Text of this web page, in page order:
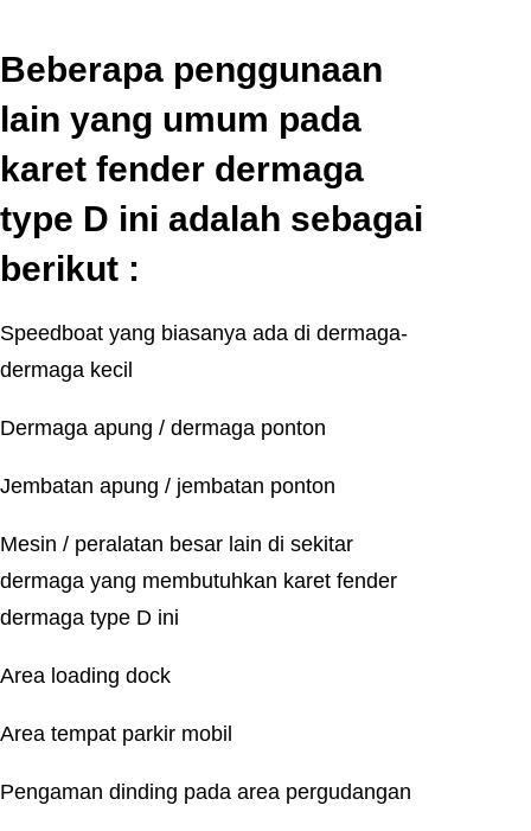
Beberapa penggunaan
lain yang umum pada
karet fender dermaga
type D ini adalah sebagai
berikut :
Speedboat yang biasanya ada di dermaga-
dermaga kecil
Dermaga apung / dermaga ponton
Jembatan apung / jembatan ponton
Mesin / peralatan besar lain di sekitar
dermaga yang membutuhkan karet fender
dermaga type D ini
Area loading dock
Area tempat parkir mobil
Pengaman dinding pada area pergudangan